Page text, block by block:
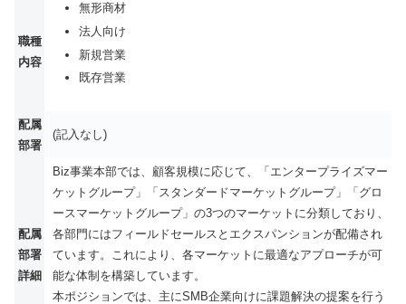
職種
内容
無形商材
法人向け
新規営業
既存営業
配属
部署
(記入なし)
配属
部署
詳細
Biz事業本部では、顧客規模に応じて、「エンタープライズマー
ケットグループ」「スタンダードマーケットグループ」「グロ
ースマーケットグループ」の3つのマーケットに分類しており、
各部門にはフィールドセールスとエクスパンションが配備され
ています。これにより、各マーケットに最適なアプローチが可
能な体制を構築しています。
本ポジションでは、主にSMB企業向けに課題解決の提案を行う